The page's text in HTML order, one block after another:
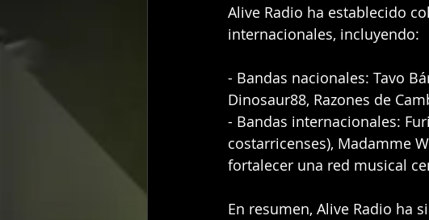
Alive Radio ha establecido
internacionales, incluyendo:
- Bandas nacionales: Tavo
Dinosaur88, Razones de
- Bandas internacionales:
costarricenses), Madamme
fortalecer una red musical
En resumen, Alive Radio ha